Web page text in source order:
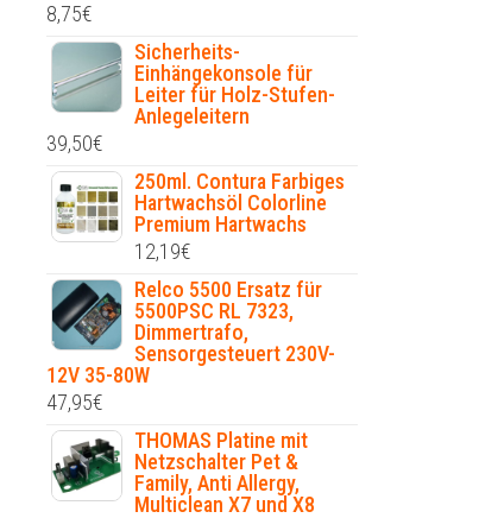
8,75€
Sicherheits-
Einhängekonsole für
Leiter für Holz-Stufen-
Anlegeleitern
39,50€
250ml. Contura Farbiges
Hartwachsöl Colorline
Premium Hartwachs
12,19€
Relco 5500 Ersatz für
5500PSC RL 7323,
Dimmertrafo,
Sensorgesteuert 230V-
12V 35-80W
47,95€
THOMAS Platine mit
Netzschalter Pet &
Family, Anti Allergy,
Multiclean X7 und X8